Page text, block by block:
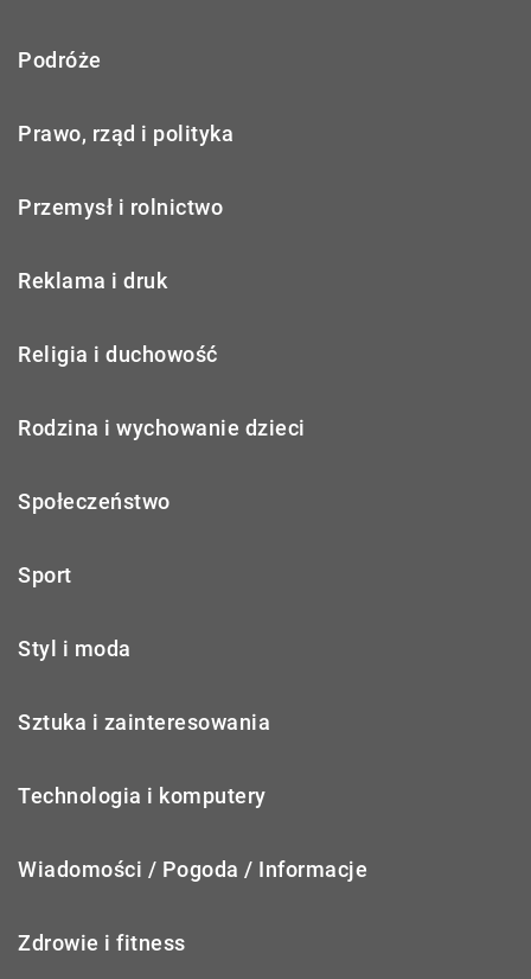
Podróże
Prawo, rząd i polityka
Przemysł i rolnictwo
Reklama i druk
Religia i duchowość
Rodzina i wychowanie dzieci
Społeczeństwo
Sport
Styl i moda
Sztuka i zainteresowania
Technologia i komputery
Wiadomości / Pogoda / Informacje
Zdrowie i fitness